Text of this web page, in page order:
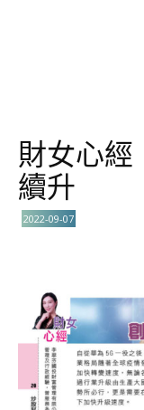
財女心經
續升
2022-09-07